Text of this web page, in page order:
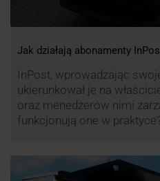
Jak działają abonamenty
InPost, wprowadzając
ukierunkował je na
oraz menedżerów nimi
funkcjonują one w